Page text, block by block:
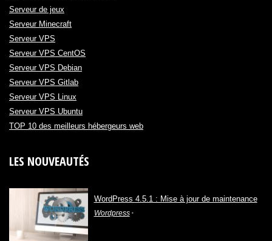
Serveur de jeux
Serveur Minecraft
Serveur VPS
Serveur VPS CentOS
Serveur VPS Debian
Serveur VPS Gitlab
Serveur VPS Linux
Serveur VPS Ubuntu
TOP 10 des meilleurs hébergeurs web
LES NOUVEAUTÉS
WordPress 4.5.1 : Mise à jour de maintenance
Wordpress